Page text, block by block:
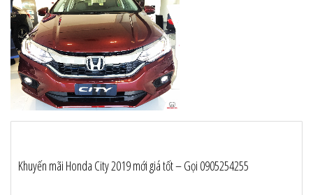
Khuyến mãi Honda City 2019 mới giá tốt – Gọi 0905254255